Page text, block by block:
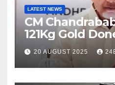
LATEST NEWS
CM
121Kg Gold
Venkateswara
20 AUGUST 2025